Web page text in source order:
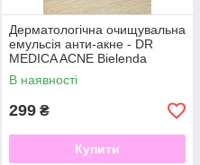
Дерматологічна очищувальна
емульсія анти-акне - DR
MEDICA ACNE Bielenda
В наявності
299 ₴
Купити